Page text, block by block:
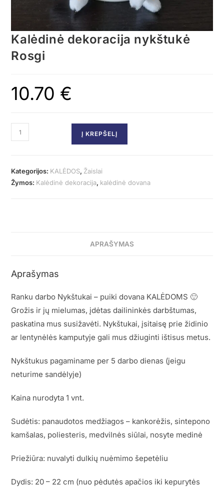
Kalėdinė dekoracija nykštukė
Rosgi
10.70 €
Į KREPŠELĮ
Kategorijos: KALĖDOS, Žaislai
Žymos: Kalėdinė dekoracija, kalėdinė dovana
APRAŠYMAS
Aprašymas
Ranku darbo Nykštukai – puiki dovana KALĖDOMS 🙂
Grožis ir jų mielumas, įdėtas dailininkės darbštumas,
paskatina mus susižavėti. Nykštukai, įsitaisę prie židinio
ar lentynėlės kamputyje gali mus džiuginti ištisus metus.
Nykštukus pagaminame per 5 darbo dienas (jeigu
neturime sandėlyje)
Kaina nurodyta 1 vnt.
Sudėtis: panaudotos medžiagos – kankorėžis, sintepono
kamšalas, poliesteris, medvilnės siūlai, nosyte medinė
Priežiūra: nuvalyti dulkių nuėmimo šepetėliu
Dydis: 20 – 22 cm (nuo pėdutės apačios iki kepurytės